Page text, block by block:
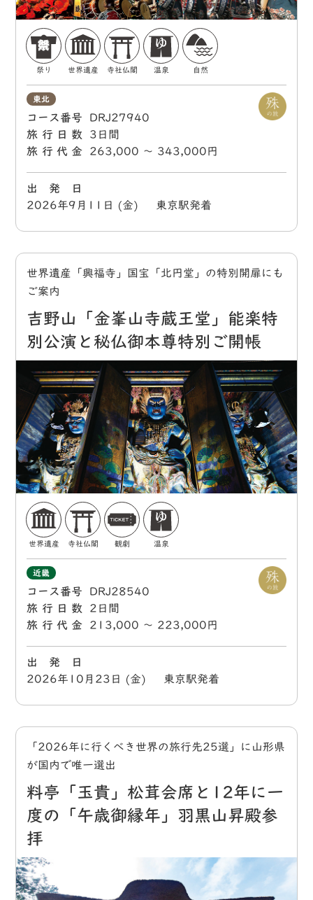
祭り 世界遺産 寺社仏閣 温泉 自然
東北
コース番号
DRJ27940
旅行日数
3日間
旅行代金
263,000 〜 343,000円
出 発 日
2026年9月11日 (金) 東京駅発着
世界遺産「興福寺」国宝「北円堂」の特別開扉にも
ご案内
吉野山「金峯山寺蔵王堂」能楽特
別公演と秘仏御本尊特別ご開帳
世界遺産 寺社仏閣 観劇 温泉
近畿
コース番号
DRJ28540
旅行日数
2日間
旅行代金
213,000 〜 223,000円
出 発 日
2026年10月23日 (金) 東京駅発着
「2026年に行くべき世界の旅行先25選」に山形県
が国内で唯一選出
料亭「玉貴」松茸会席と12年に一
度の「午歳御縁年」羽黒山昇殿参
拝